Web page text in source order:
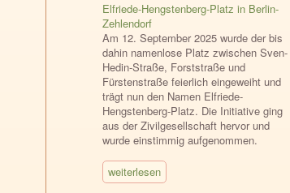
Elfriede-Hengstenberg-Platz in Berlin-
Zehlendorf
Am 12. September 2025 wurde der bis
dahin namenlose Platz zwischen Sven-
Hedin-Straße, Forststraße und
Fürstenstraße feierlich eingeweiht und
trägt nun den Namen Elfriede-
Hengstenberg-Platz. Die Initiative ging
aus der Zivilgesellschaft hervor und
wurde einstimmig aufgenommen.
weiterlesen